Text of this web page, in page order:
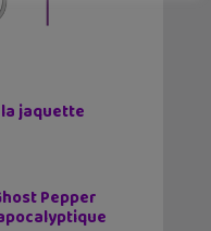
jaquette
Pepper